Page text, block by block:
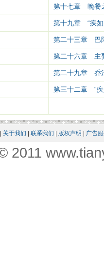
第十七章 晚餐
第十九章 “疾如
第二十三章 巴
第二十六章 主
第二十九章 乔
第三十二章 “疾
关于我们 联系我们 版权声明 广告
2011